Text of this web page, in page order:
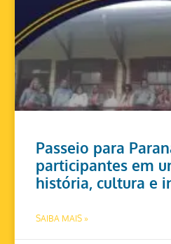
Passeio para
participantes em
história, cultura e
SAIBA MAIS »